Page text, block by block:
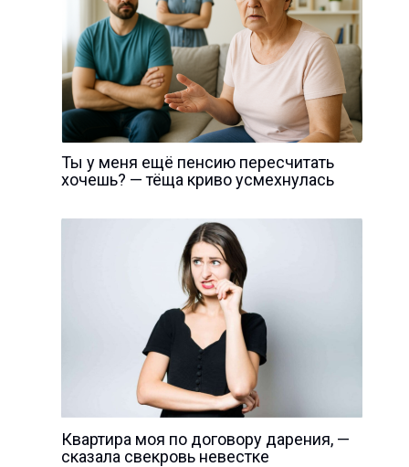
Ты у меня ещё пенсию пересчитать
хочешь? — тёща криво усмехнулась
Квартира моя по договору дарения, —
сказала свекровь невестке